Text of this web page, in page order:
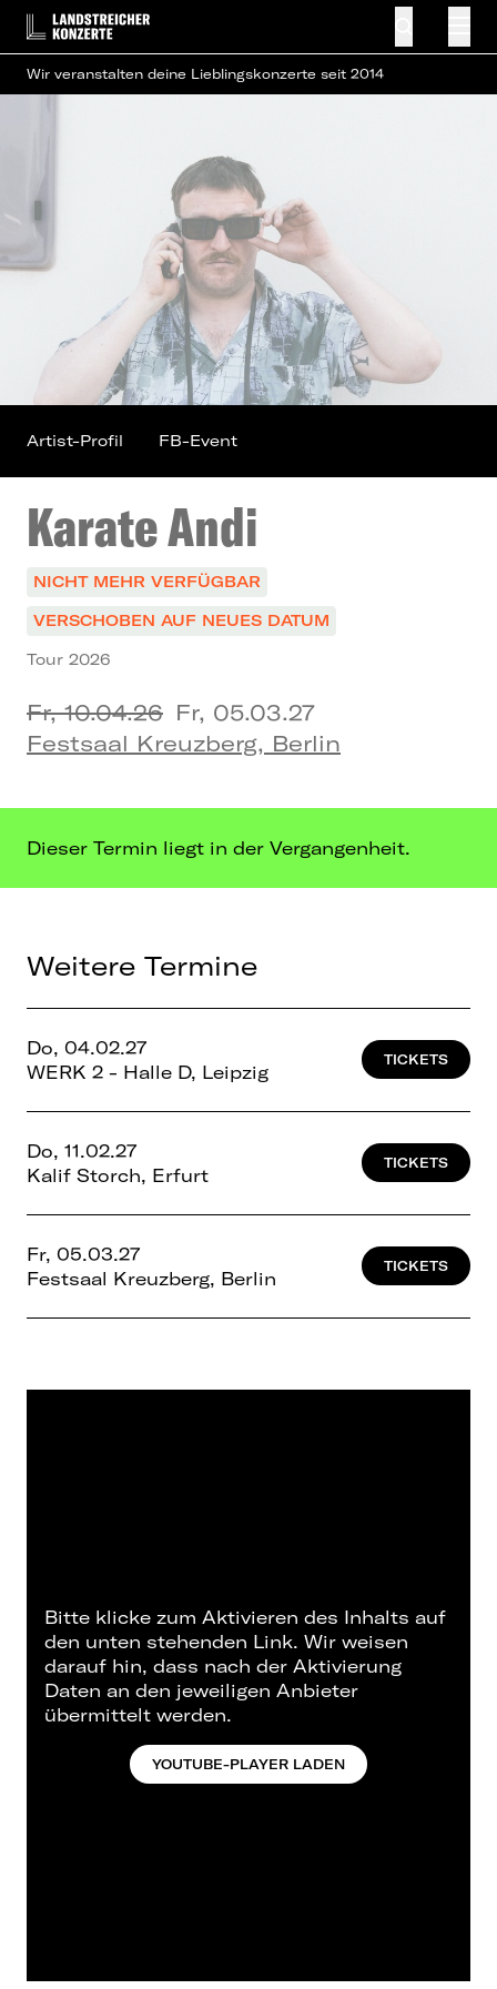
Wir veranstalten deine Lieblingskonzerte seit 2014
Karate Andi
NICHT MEHR VERFÜGBAR
VERSCHOBEN AUF NEUES DATUM
Tour 2026
Fr, 10.04.26 Fr, 05.03.27
Festsaal Kreuzberg, Berlin
Artist-Profil FB-Event
Dieser Termin liegt in der Vergangenheit.
Weitere Termine
Do, 04.02.27
WERK 2 - Halle D, Leipzig
TICKETS
Do, 11.02.27
Kalif Storch, Erfurt
TICKETS
Fr, 05.03.27
Festsaal Kreuzberg, Berlin
TICKETS
Bitte klicke zum Aktivieren des Inhalts auf
den unten stehenden Link. Wir weisen
darauf hin, dass nach der Aktivierung
Daten an den jeweiligen Anbieter
übermittelt werden.
YOUTUBE-PLAYER LADEN